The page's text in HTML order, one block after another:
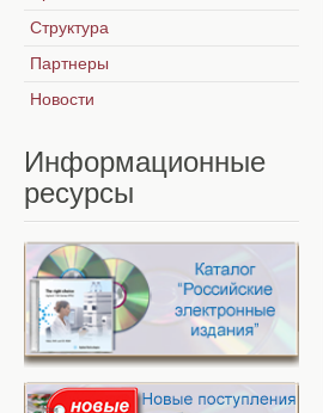
Структура
Партнеры
Новости
Информационные
ресурсы